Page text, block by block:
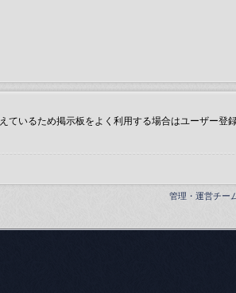
いるため掲示板をよく利用する場合はユーザー登
管理・運営チー